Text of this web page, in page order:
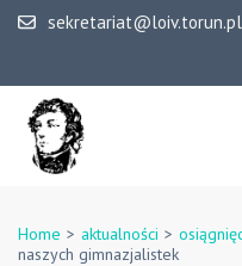
Skip
content
(Press
Enter)
sekretariat@loiv.torun.pl
Home > aktualności >
naszych gimnazjalistek